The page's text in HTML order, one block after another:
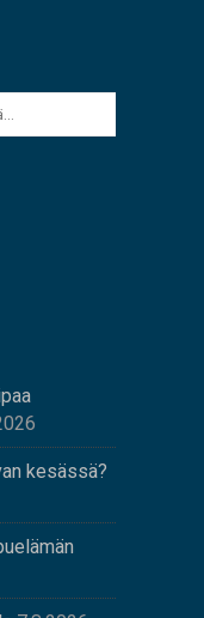
kesässä?